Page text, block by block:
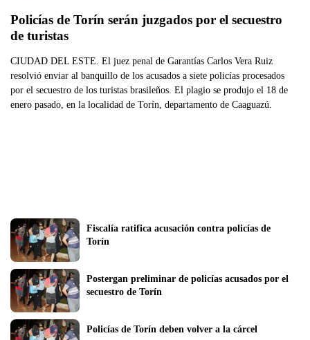
Policías de Torín serán juzgados por el secuestro
de turistas
CIUDAD DEL ESTE. El juez penal de Garantías Carlos Vera Ruiz
resolvió enviar al banquillo de los acusados a siete policías procesados
por el secuestro de los turistas brasileños. El plagio se produjo el 18 de
enero pasado, en la localidad de Torín, departamento de Caaguazú.
Fiscalía ratifica acusación contra policías de
Torín
Postergan preliminar de policías acusados por el
secuestro de Torín